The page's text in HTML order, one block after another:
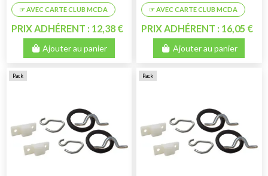
PRIX ADHÉRENT : 12,38 €
Ajouter au panier
PRIX ADHÉRENT : 16,05 €
Ajouter au panier
Pack Pack